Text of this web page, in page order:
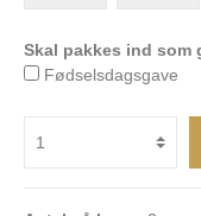
Skal pakkes ind som
Fødselsdagsgave